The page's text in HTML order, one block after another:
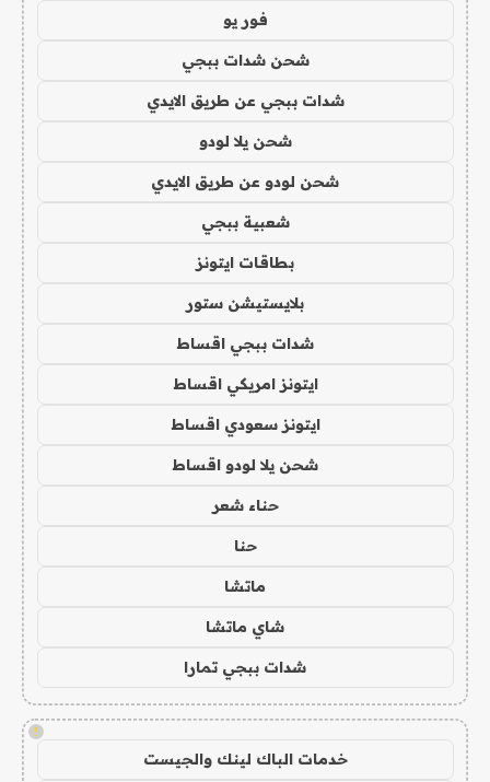
فور يو
شحن شدات ببجي
شدات ببجي عن طريق الايدي
شحن يلا لودو
شحن لودو عن طريق الايدي
شعبية ببجي
بطاقات ايتونز
بلايستيشن ستور
شدات ببجي اقساط
ايتونز امريكي اقساط
ايتونز سعودي اقساط
شحن يلا لودو اقساط
حناء شعر
حنا
ماتشا
شاي ماتشا
شدات ببجي تمارا
!
خدمات الباك لينك والجيست